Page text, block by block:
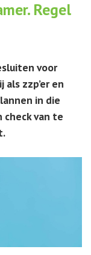
Regel
voor
zzp’er en
in die
check van te